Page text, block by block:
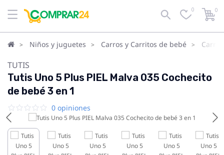
0 0
Niños y juguetes Carros y Carritos de bebé
TUTIS
Tutis Uno 5 Plus PIEL Malva 035 Cochecito
de bebé 3 en 1
0 opiniones